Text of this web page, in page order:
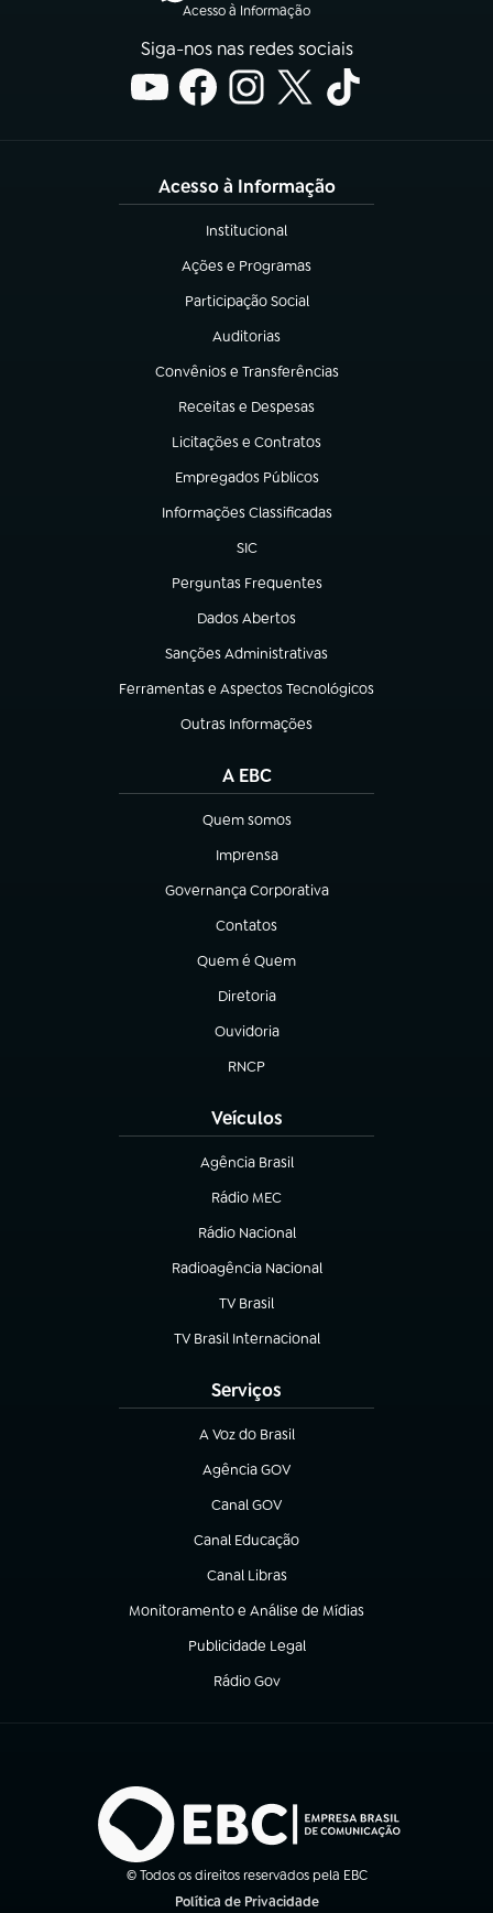
Acesso à Informação
Siga-nos nas redes sociais
Acesso à Informação
Institucional
(abre em nova aba)
Ações e Programas
(abre em nova aba)
Participação Social
(abre em nova aba)
Auditorias
(abre em nova aba)
Convênios e Transferências
(abre em nova aba)
Receitas e Despesas
(abre em nova aba)
Licitações e Contratos
(abre em nova aba)
Empregados Públicos
(abre em nova aba)
Informações Classificadas
(abre em nova aba)
SIC
(abre em nova aba)
Perguntas Frequentes
(abre em nova aba)
Dados Abertos
(abre em nova aba)
Sanções Administrativas
(abre em nova aba)
Ferramentas e Aspectos Tecnológicos
(abre em nova aba)
Outras Informações
(abre em nova aba)
A EBC
Quem somos
(abre em nova aba)
Imprensa
(abre em nova aba)
Governança Corporativa
(abre em nova aba)
Contatos
(abre em nova aba)
Quem é Quem
(abre em nova aba)
Diretoria
(abre em nova aba)
Ouvidoria
(abre em nova aba)
RNCP
(abre em nova aba)
Veículos
Agência Brasil
(abre em nova aba)
Rádio MEC
(abre em nova aba)
Rádio Nacional
Radioagência Nacional
(abre em nova aba)
TV Brasil
(abre em nova aba)
TV Brasil Internacional
(abre em nova aba)
Serviços
A Voz do Brasil
(abre em nova aba)
Agência GOV
(abre em nova aba)
Canal GOV
(abre em nova aba)
Canal Educação
(abre em nova aba)
Canal Libras
(abre em nova aba)
Monitoramento e Análise de Mídias
(abre em nova aba)
Publicidade Legal
(abre em nova aba)
Rádio Gov
(abre em nova aba)
© Todos os direitos reservados pela EBC
Política de Privacidade